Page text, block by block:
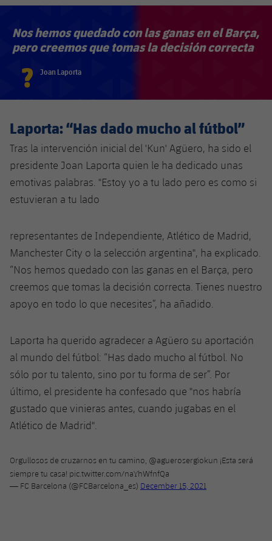
Nos hemos quedado con las ganas en el Barça,
pero creemos que tomas la decisión correcta
? Joan Laporta
Laporta: “Has dado mucho al fútbol”
Tras la intervención inicial del 'Kun' Agüero, ha sido el
presidente Joan Laporta quien le ha dedicado unas
emotivas palabras. "Estoy yo a tu lado pero es como si
estuvieran a tu lado
representantes de Independiente, Atlético de Madrid,
Manchester City o la selección argentina", ha explicado.
“Nos hemos quedado con las ganas en el Barça, pero
creemos que tomas la decisión correcta. Tienes nuestro
apoyo en todo lo que necesites”, ha añadido.
Laporta ha querido agradecer a Agüero su aportación
al mundo del fútbol: “Has dado mucho al fútbol. No
sólo por tu talento, sino por tu forma de ser”. Por
último, el presidente ha confesado que "nos habría
gustado que vinieras antes, cuando jugabas en el
Atlético de Madrid".
Orgullosos de cruzarnos en tu camino, @aguerosergiokun ¡Esta será
siempre tu casa! pic.twitter.com/naYhWfnfQa
— FC Barcelona (@FCBarcelona_es) December 15, 2021